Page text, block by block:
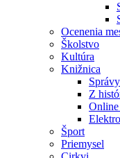
Ocenenia
Školstvo
Kultúra
Knižnica
Z
Šport
Priemysel